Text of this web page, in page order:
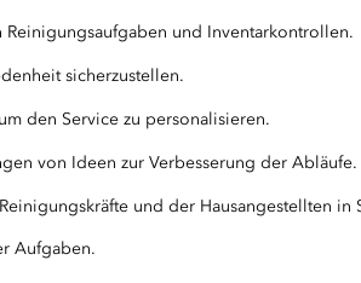
und Inventarkontrollen.
sicherzustellen.
den Service zu personalisieren.
von Ideen zur Verbesserung der Abläufe.
und der Hausangestellten in
Aufgaben.